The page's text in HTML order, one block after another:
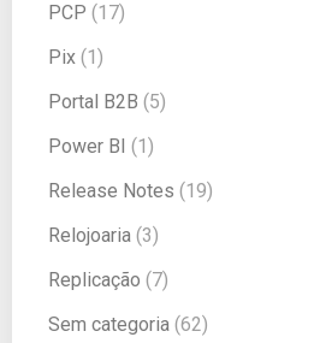
PCP (17)
Pix (1)
Portal B2B (5)
Power BI (1)
Release Notes (19)
Relojoaria (3)
Replicação (7)
Sem categoria (62)